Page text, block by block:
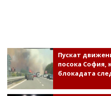
Пускат
посока София,
блокадата